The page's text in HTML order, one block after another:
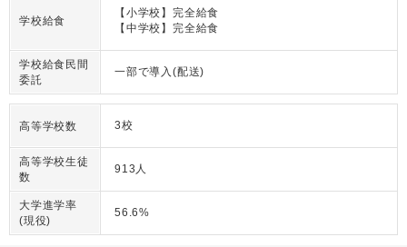
学校給食
【小学校】完全給食
【中学校】完全給食
学校給食民間
委託
一部で導入(配送)
高等学校数 3校
高等学校生徒
数
913人
大学進学率
(現役)
56.6%